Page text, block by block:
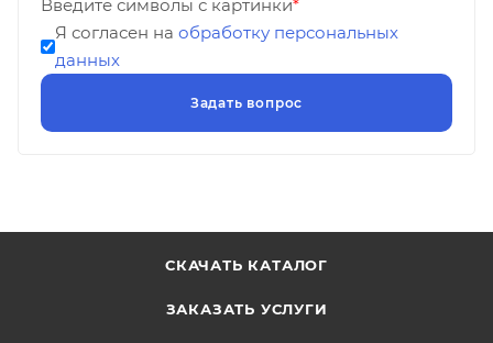
Введите символы с картинки*
Я согласен на обработку персональных
данных
СКАЧАТЬ КАТАЛОГ
ЗАКАЗАТЬ УСЛУГИ